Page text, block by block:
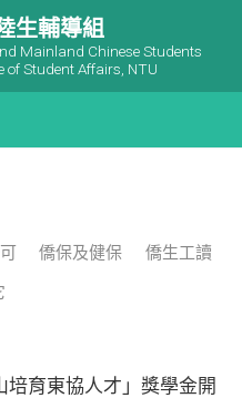
生輔導組
Mainland Chinese Students
of Student Affairs, NTU
僑保及健保 僑生工讀
培育東協人才」獎學金開